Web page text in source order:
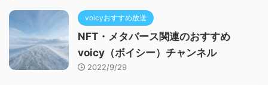
voicyおすすめ放送
NFT・メタバース関連のおすすめ
voicy（ボイシー）チャンネル
2022/9/29